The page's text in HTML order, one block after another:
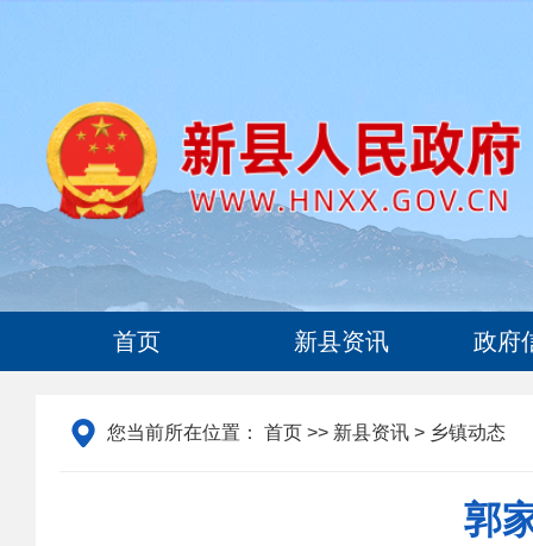
首页 新县资讯 政府
您当前所在位置： 首页 >> 新县资讯 > 乡镇动态
郭